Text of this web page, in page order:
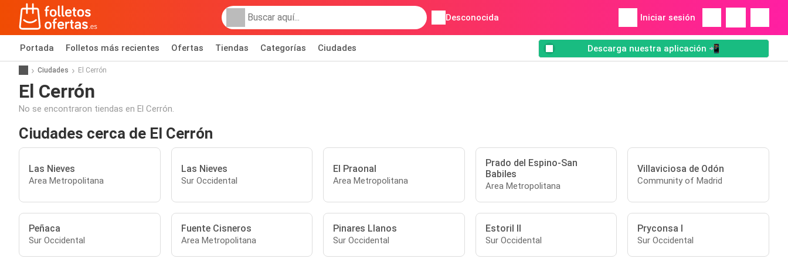
Desconocida Iniciar sesión
Portada Folletos más recientes Ofertas Tiendas Categorías Ciudades Descarga nuestra aplicación 📲
Ciudades El Cerrón
El Cerrón
No se encontraron tiendas en El Cerrón.
Ciudades cerca de El Cerrón
Las Nieves
Area Metropolitana
Las Nieves
Sur Occidental
El Praonal
Area Metropolitana
Prado del Espino-San
Babiles
Area Metropolitana
Villaviciosa de Odón
Community of Madrid
Peñaca
Sur Occidental
Fuente Cisneros
Area Metropolitana
Pinares Llanos
Sur Occidental
Estoril II
Sur Occidental
Pryconsa I
Sur Occidental